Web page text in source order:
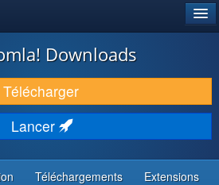
Downloads
Télécharger
Lancer
Téléchargements Extensions